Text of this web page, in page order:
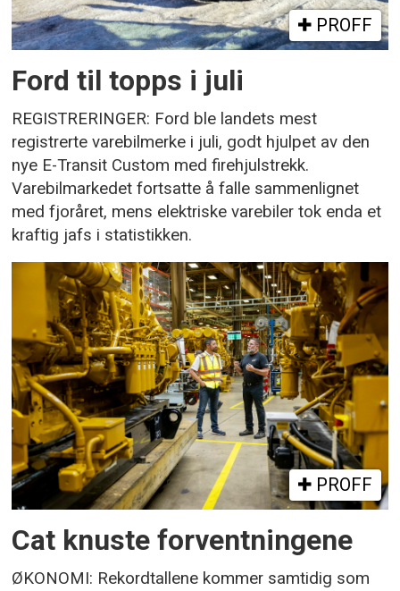
PROFF
Ford til topps i juli
REGISTRERINGER: Ford ble landets mest
registrerte varebilmerke i juli, godt hjulpet av den
nye E-Transit Custom med firehjulstrekk.
Varebilmarkedet fortsatte å falle sammenlignet
med fjoråret, mens elektriske varebiler tok enda et
kraftig jafs i statistikken.
PROFF
Cat knuste forventningene
ØKONOMI: Rekordtallene kommer samtidig som